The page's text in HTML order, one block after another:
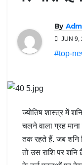
By
JUN 9,
#top-
ज्योतिष शास्त्र में
चलने वाला ग्रह माना
तक रहते हैं. जब शनि
तो उस राशि पर